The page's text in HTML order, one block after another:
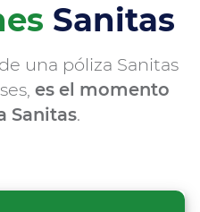
Sanitas
una póliza Sanitas
es el momento
Sanitas.